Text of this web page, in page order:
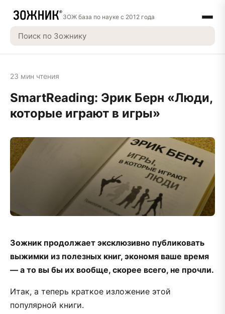
ЗОЖ база по науке с 2012 года
23 мин чтения
SmartReading: Эрик Берн «Люди,
которые играют в игры»
Зожник продолжает эксклюзивно публиковать
выжимки из полезных книг, экономя ваше время
— а то вы бы их вообще, скорее всего, не прочли.
Итак, а теперь краткое изложение этой
популярной книги.